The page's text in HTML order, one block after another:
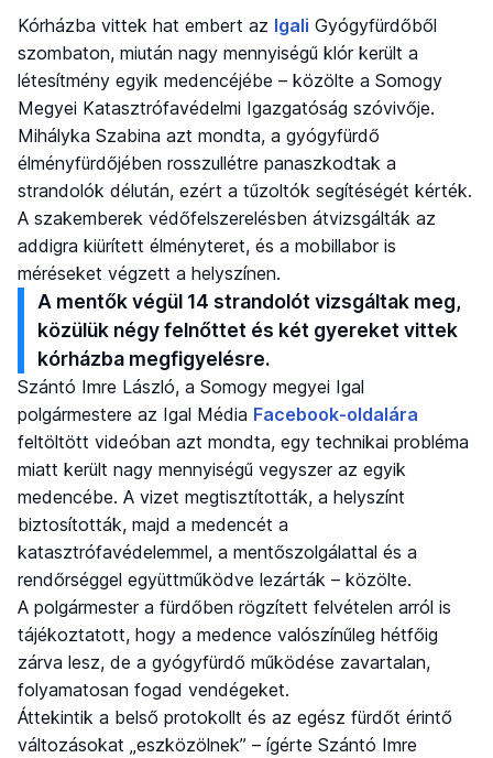
Kórházba vittek hat embert az Igali Gyógyfürdőből
szombaton, miután nagy mennyiségű klór került a
létesítmény egyik medencéjébe – közölte a Somogy
Megyei Katasztrófavédelmi Igazgatóság szóvivője.
Mihályka Szabina azt mondta, a gyógyfürdő
élményfürdőjében rosszullétre panaszkodtak a
strandolók délután, ezért a tűzoltók segítéségét kérték.
A szakemberek védőfelszerelésben átvizsgálták az
addigra kiürített élményteret, és a mobillabor is
méréseket végzett a helyszínen.
A mentők végül 14 strandolót vizsgáltak meg,
közülük négy felnőttet és két gyereket vittek
kórházba megfigyelésre.
Szántó Imre László, a Somogy megyei Igal
polgármestere az Igal Média Facebook-oldalára
feltöltött videóban azt mondta, egy technikai probléma
miatt került nagy mennyiségű vegyszer az egyik
medencébe. A vizet megtisztították, a helyszínt
biztosították, majd a medencét a
katasztrófavédelemmel, a mentőszolgálattal és a
rendőrséggel együttműködve lezárták – közölte.
A polgármester a fürdőben rögzített felvételen arról is
tájékoztatott, hogy a medence valószínűleg hétfőig
zárva lesz, de a gyógyfürdő működése zavartalan,
folyamatosan fogad vendégeket.
Áttekintik a belső protokollt és az egész fürdőt érintő
változásokat „eszközölnek” – ígérte Szántó Imre